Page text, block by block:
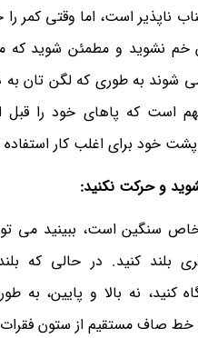
ناپذیر است، اما وقتی کمر
خم نشوید و مطمئن شوید که
شوند به طوری که لگن تان به
است که پاهای خود را قبل
خود برای اغلب کار استفاده
و حرکت نکنید:
سنگین است، ببینید می
کنید. در حالی که
کنید، نه بالا و پایین، به
صاف مستقیم از ستون